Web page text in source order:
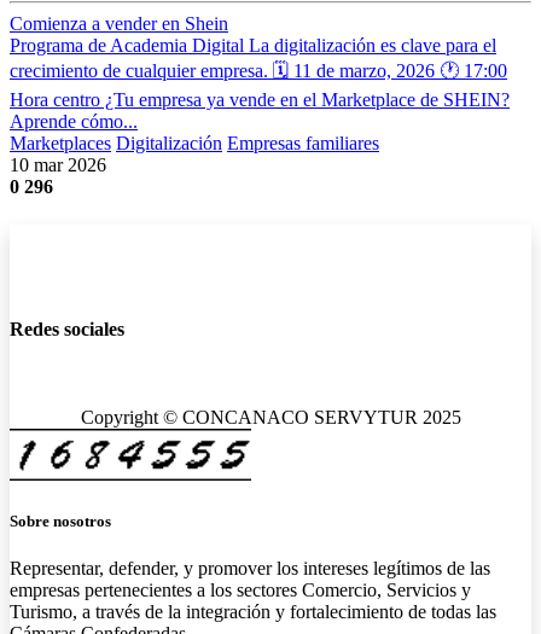
Comienza a vender en Shein
Programa de Academia Digital La digitalización es clave para el
crecimiento de cualquier empresa. 🗓️ 11 de marzo, 2026 🕐 17:00
Hora centro ¿Tu empresa ya vende en el Marketplace de SHEIN?
Aprende cómo...
Marketplaces Digitalización Empresas familiares
10 mar 2026
0 296
Redes sociales
Copyright © CONCANACO SERVYTUR 2025
Sobre nosotros
Representar, defender, y promover los intereses legítimos de las
empresas pertenecientes a los sectores Comercio, Servicios y
Turismo, a través de la integración y fortalecimiento de todas las